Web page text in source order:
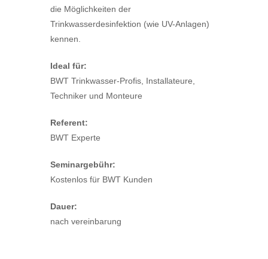
die Möglichkeiten der
Trinkwasserdesinfektion (wie UV-Anlagen)
kennen.
Ideal für:
BWT Trinkwasser-Profis, Installateure,
Techniker und Monteure
Referent:
BWT Experte
Seminargebühr:
Kostenlos für BWT Kunden
Dauer:
nach vereinbarung